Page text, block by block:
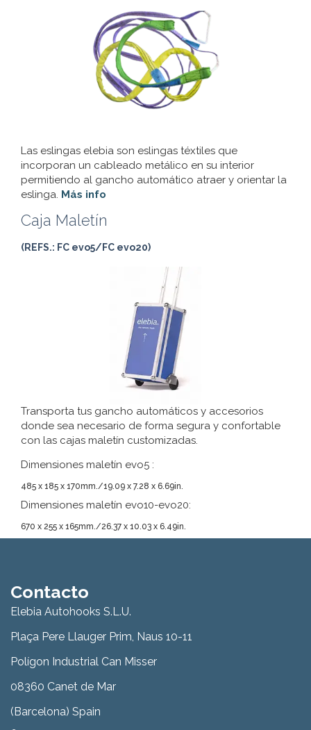
Las eslingas elebia son eslingas téxtiles que
incorporan un cableado metálico en su interior
permitiendo al gancho automático atraer y orientar la
eslinga. Más info
Caja Maletín
(REFS.: FC evo5/FC evo20)
Transporta tus gancho automáticos y accesorios
donde sea necesario de forma segura y confortable
con las cajas maletín customizadas.
Dimensiones maletín evo5 :
485 x 185 x 170mm./19.09 x 7.28 x 6.69in.
Dimensiones maletín evo10-evo20:
670 x 255 x 165mm./26.37 x 10.03 x 6.49in.
Contacto
Elebia Autohooks S.L.U.
Plaça Pere Llauger Prim, Naus 10-11
Polígon Industrial Can Misser
08360 Canet de Mar
(Barcelona) Spain